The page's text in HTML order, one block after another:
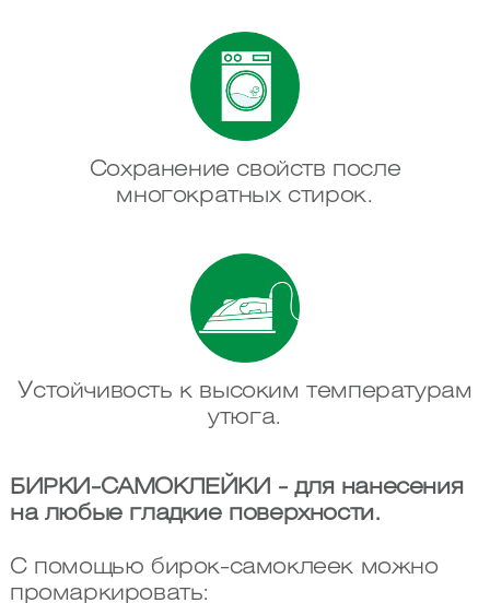
Сохранение свойств после
многократных стирок.
Устойчивость к высоким температурам
утюга.
БИРКИ-САМОКЛЕЙКИ - для нанесения
на любые гладкие поверхности.
С помощью бирок-самоклеек можно
промаркировать: